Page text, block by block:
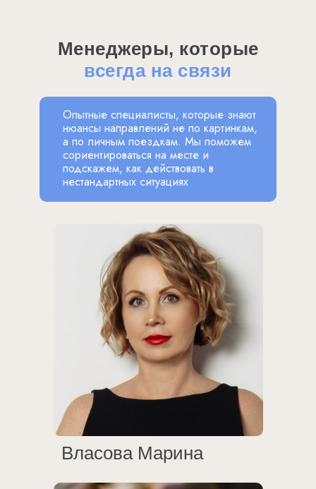
Менеджеры, которые
всегда на связи
Власова Марина
Опытные специалисты, которые знают
нюансы направлений не по картинкам,
а по личным поездкам. Мы поможем
сориентироваться на месте и
подскажем, как действовать в
нестандартных ситуациях